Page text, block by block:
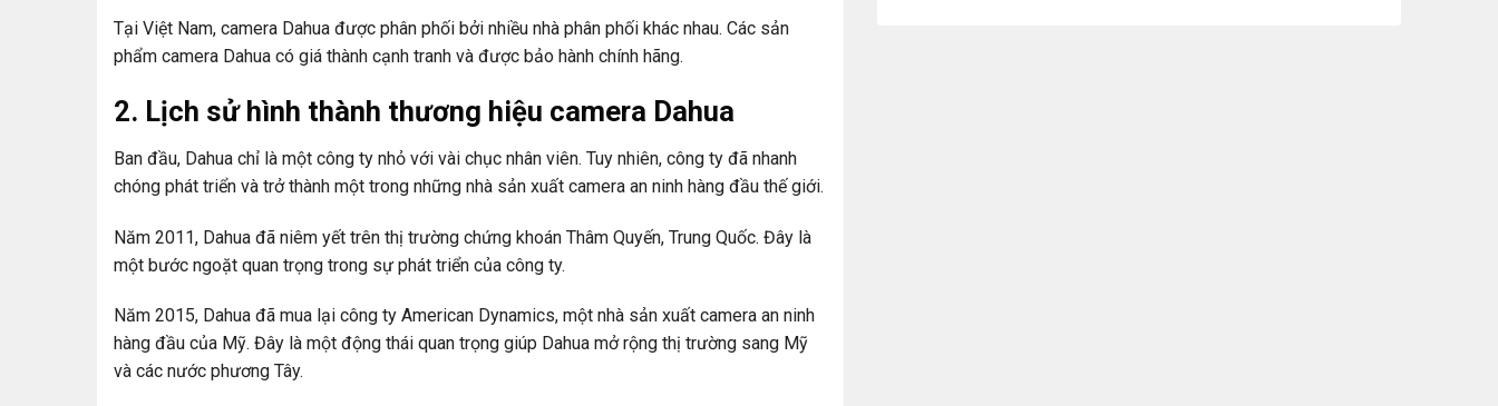
Tại Việt Nam, camera Dahua được phân phối bởi nhiều nhà phân phối khác nhau. Các sản
phẩm camera Dahua có giá thành cạnh tranh và được bảo hành chính hãng.
2. Lịch sử hình thành thương hiệu camera Dahua
Ban đầu, Dahua chỉ là một công ty nhỏ với vài chục nhân viên. Tuy nhiên, công ty đã nhanh
chóng phát triển và trở thành một trong những nhà sản xuất camera an ninh hàng đầu thế giới.
Năm 2011, Dahua đã niêm yết trên thị trường chứng khoán Thâm Quyến, Trung Quốc. Đây là
một bước ngoặt quan trọng trong sự phát triển của công ty.
Năm 2015, Dahua đã mua lại công ty American Dynamics, một nhà sản xuất camera an ninh
hàng đầu của Mỹ. Đây là một động thái quan trọng giúp Dahua mở rộng thị trường sang Mỹ
và các nước phương Tây.